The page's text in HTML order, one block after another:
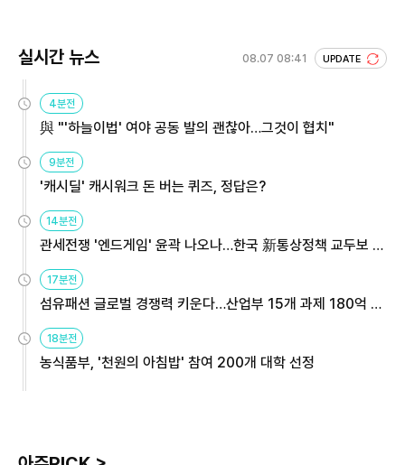
실시간 뉴스 08.07 08:41 UPDATE
4분전
與 "'하늘이법' 여야 공동 발의 괜찮아…그것이 협치"
9분전
'캐시딜' 캐시워크 돈 버는 퀴즈, 정답은?
14분전
관세전쟁 '엔드게임' 윤곽 나오나…한국 新통상정책 교두보 활
용해야
17분전
섬유패션 글로벌 경쟁력 키운다…산업부 15개 과제 180억 지
원
18분전
농식품부, '천원의 아침밥' 참여 200개 대학 선정